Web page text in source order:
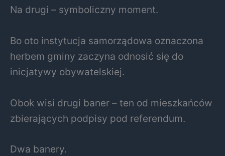
Na drugi – symboliczny moment.
Bo oto instytucja samorządowa oznaczona
herbem gminy zaczyna odnosić się do
inicjatywy obywatelskiej.
Obok wisi drugi baner – ten od mieszkańców
zbierających podpisy pod referendum.
Dwa banery.